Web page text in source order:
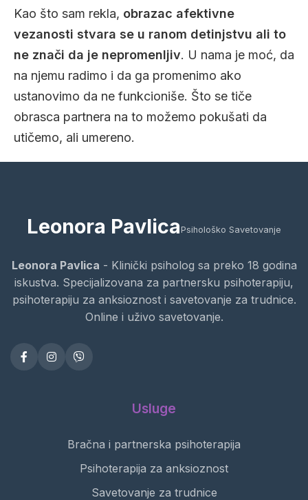
Kao što sam rekla, obrazac afektivne
vezanosti stvara se u ranom detinjstvu ali to
ne znači da je nepromenljiv. U nama je moć, da
na njemu radimo i da ga promenimo ako
ustanovimo da ne funkcioniše. Što se tiče
obrasca partnera na to možemo pokušati da
utičemo, ali umereno.
Leonora Pavlica Psihološko Savetovanje
Leonora Pavlica - Klinički psiholog sa preko 18 godina
iskustva. Specijalizovana za partnersku psihoterapiju,
psihoterapiju za anksioznost i savetovanje za trudnice.
Online i uživo savetovanje.
Usluge
Bračna i partnerska psihoterapija
Psihoterapija za anksioznost
Savetovanje za trudnice